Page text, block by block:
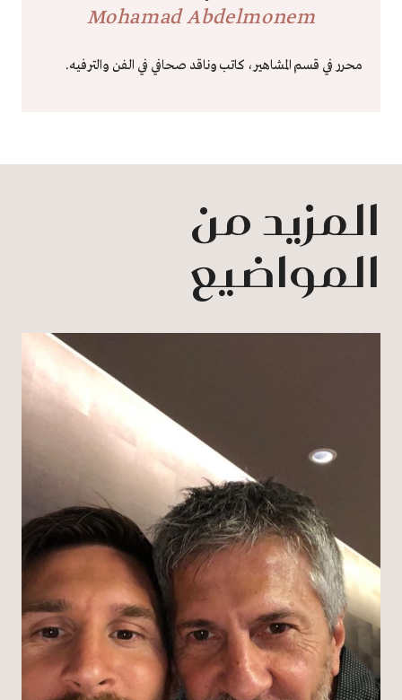
Mohamad Abdelmonem
محرر في قسم المشاهير، كاتب وناقد صحافي في الفن والترفيه.
المزيد من
المواضيع